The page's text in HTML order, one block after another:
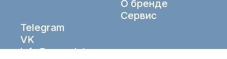
О бренде
Сервис
Telegram
VK
info@aqueduto.ru